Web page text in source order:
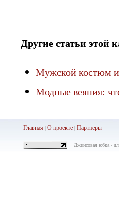
Другие статьи этой
Мужской костюм и
Модные веяния:
Главная| О проекте| Партнеры
Джинсовая юбка -